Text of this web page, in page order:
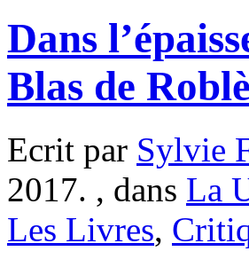
Dans
Blas de
Ecrit par Sylvie
2017. , dans La
Les Livres,